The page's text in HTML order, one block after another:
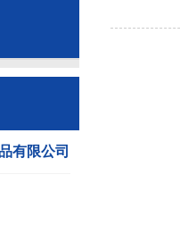
有限公司